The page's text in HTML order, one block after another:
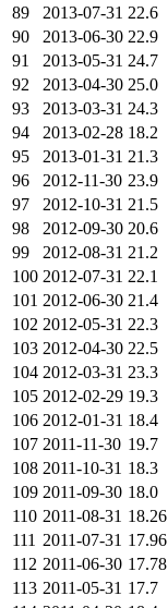
89
2013-07-31 22.6
90
2013-06-30 22.9
91
2013-05-31 24.7
92
2013-04-30 25.0
93
2013-03-31 24.3
94
2013-02-28 18.2
95
2013-01-31 21.3
96
2012-11-30 23.9
97
2012-10-31 21.5
98
2012-09-30 20.6
99
2012-08-31 21.2
100 2012-07-31 22.1
101 2012-06-30 21.4
102 2012-05-31 22.3
103 2012-04-30 22.5
104 2012-03-31 23.3
105 2012-02-29 19.3
106 2012-01-31 18.4
107 2011-11-30 19.7
108 2011-10-31 18.3
109 2011-09-30 18.0
110 2011-08-31 18.26
111 2011-07-31 17.96
112 2011-06-30 17.78
113 2011-05-31 17.7